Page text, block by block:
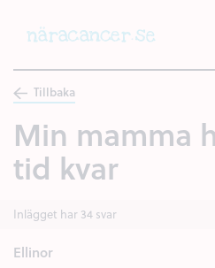
Tillbaka
Min mamma
tid kvar
Inlägget har 34 svar
Ellinor